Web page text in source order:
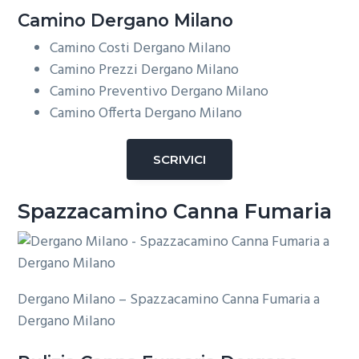
Camino Dergano Milano
Camino Costi Dergano Milano
Camino Prezzi Dergano Milano
Camino Preventivo Dergano Milano
Camino Offerta Dergano Milano
SCRIVICI
Spazzacamino Canna Fumaria
Dergano Milano – Spazzacamino Canna Fumaria a
Dergano Milano